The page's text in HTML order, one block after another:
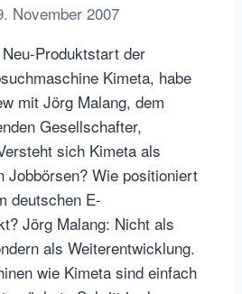
November 2007
Produktstart der
Kimeta, habe
mit Jörg Malang, dem
Gesellschafter,
sich Kimeta als
Jobbörsen? Wie positioniert
deutschen E-
Jörg Malang: Nicht als
als Weiterentwicklung.
wie Kimeta sind einfach